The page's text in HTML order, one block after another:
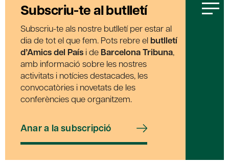
Subscriu-te al butlletí
Subscriu-te als nostre butlletí per estar al
dia de tot el que fem. Pots rebre el butlletí
d’Amics del País i de Barcelona Tribuna,
amb informació sobre les nostres
activitats i notícies destacades, les
convocatòries i novetats de les
conferències que organitzem.
Anar a la subscripció